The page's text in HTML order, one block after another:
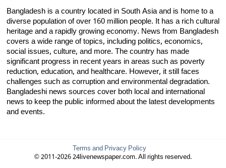
Bangladesh is a country located in South Asia and is home to a
diverse population of over 160 million people. It has a rich cultural
heritage and a rapidly growing economy. News from Bangladesh
covers a wide range of topics, including politics, economics,
social issues, culture, and more. The country has made
significant progress in recent years in areas such as poverty
reduction, education, and healthcare. However, it still faces
challenges such as corruption and environmental degradation.
Bangladeshi news sources cover both local and international
news to keep the public informed about the latest developments
and events.
Terms and Privacy Policy
© 2011-2026 24livenewspaper.com. All rights reserved.